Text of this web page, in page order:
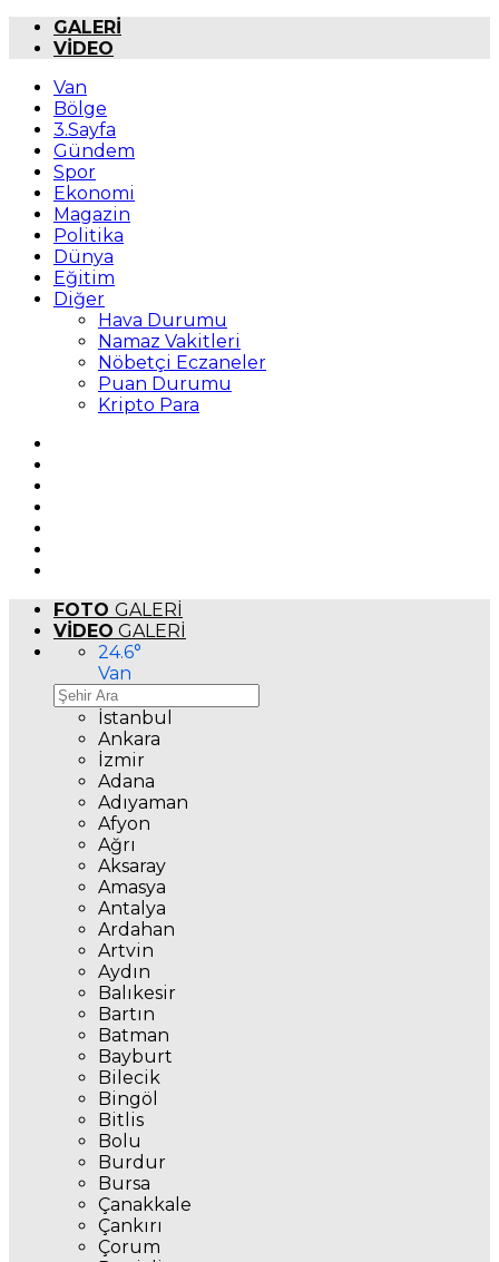
GALERİ
VİDEO
Van
Bölge
3.Sayfa
Gündem
Spor
Ekonomi
Magazin
Politika
Dünya
Eğitim
Diğer
Hava Durumu
Namaz Vakitleri
Nöbetçi Eczaneler
Puan Durumu
Kripto Para
FOTO GALERİ
VİDEO GALERİ
24.6°
Van
İstanbul
Ankara
İzmir
Adana
Adıyaman
Afyon
Ağrı
Aksaray
Amasya
Antalya
Ardahan
Artvin
Aydın
Balıkesir
Bartın
Batman
Bayburt
Bilecik
Bingöl
Bitlis
Bolu
Burdur
Bursa
Çanakkale
Çankırı
Çorum